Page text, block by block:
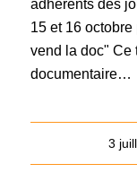
adhérents des
15 et 16
vend la doc" Ce
documentaire…
3 /